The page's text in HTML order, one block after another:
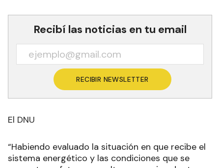
Recibí las noticias en tu email
RECIBIR NEWSLETTER
El DNU
“Habiendo evaluado la situación en que recibe el
sistema energético y las condiciones que se